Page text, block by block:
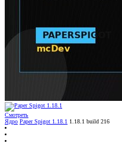
Смотреть
Ядро Paper Spigot 1.18.1 1.18.1 build 216